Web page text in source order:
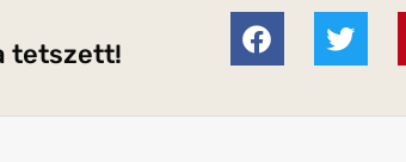
tetszett!